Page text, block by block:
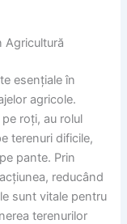
Agricultură
esențiale în
agricole.
roți, au rolul
terenuri dificile,
pante. Prin
reducând
sunt vitale pentru
terenurilor